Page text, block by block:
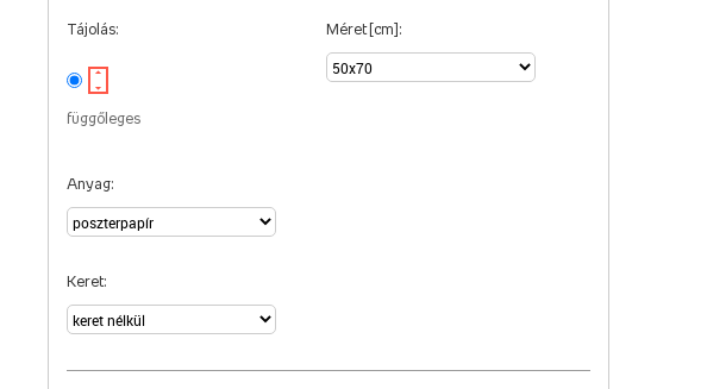
Tájolás:
függőleges
Méret [cm]:
Anyag:
Keret: